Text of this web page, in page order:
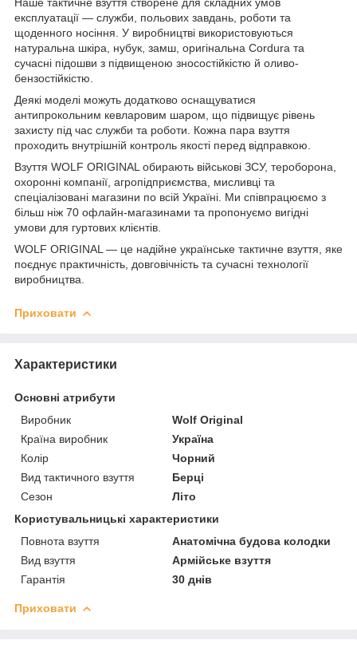
експлуатації — служби, польових завдань, роботи та
щоденного носіння. У виробництві використовуються
натуральна шкіра, нубук, замш, оригінальна Cordura та
сучасні підошви з підвищеною зносостійкістю й оливо-
бензостійкістю.
Деякі моделі можуть додатково оснащуватися
антипрокольним кевларовим шаром, що підвищує рівень
захисту під час служби та роботи. Кожна пара взуття
проходить внутрішній контроль якості перед відправкою.
Взуття WOLF ORIGINAL обирають військові ЗСУ, тероборона,
охоронні компанії, агропідприємства, мисливці та
спеціалізовані магазини по всій Україні. Ми співпрацюємо з
більш ніж 70 офлайн-магазинами та пропонуємо вигідні
умови для гуртових клієнтів.
WOLF ORIGINAL — це надійне українське тактичне взуття, яке
поєднує практичність, довговічність та сучасні технології
виробництва.
Приховати
Характеристики
Основні атрибути
Виробник
Wolf Original
Країна виробник
Україна
Колір
Чорний
Вид тактичного взуття
Берці
Сезон
Літо
Користувальницькі характеристики
Повнота взуття
Анатомічна будова колодки
Вид взуття
Армійське взуття
Гарантія
30 днів
Приховати